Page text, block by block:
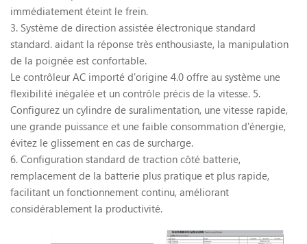
immédiatement éteint le frein.
3. Système de direction assistée électronique standard
standard. aidant la réponse très enthousiaste, la manipulation
de la poignée est confortable.
Le contrôleur AC importé d'origine 4.0 offre au système une
flexibilité inégalée et un contrôle précis de la vitesse. 5.
Configurez un cylindre de suralimentation, une vitesse rapide,
une grande puissance et une faible consommation d'énergie,
évitez le glissement en cas de surcharge.
6. Configuration standard de traction côté batterie,
remplacement de la batterie plus pratique et plus rapide,
facilitant un fonctionnement continu, améliorant
considérablement la productivité.